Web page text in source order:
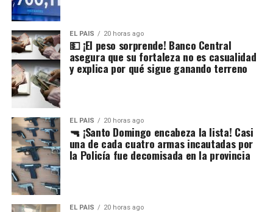
EL PAIS 20 horas ago
💵 ¡El peso sorprende! Banco Central
asegura que su fortaleza no es casualidad
y explica por qué sigue ganando terreno
EL PAIS 20 horas ago
🔫 ¡Santo Domingo encabeza la lista! Casi
una de cada cuatro armas incautadas por
la Policía fue decomisada en la provincia
EL PAIS 20 horas ago